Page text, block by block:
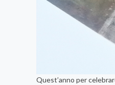
Quest’anno per